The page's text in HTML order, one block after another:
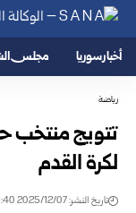
أخبار سوريا مجلس
رياضة
تتويج منتخب
لكرة القدم
تاريخ النشر: 2025/12/07 11:40 مساءً